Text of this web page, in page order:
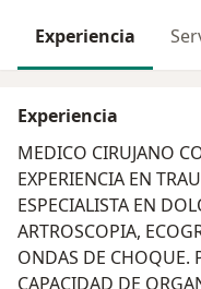
Experiencia
Experiencia
MEDICO CIRUJANO
EXPERIENCIA EN TRAUMATOLOGIA Y ORTOPEDIA,
ESPECIALISTA EN
ARTROSCOPIA,
ONDAS DE CHOQUE.
CAPACIDAD DE